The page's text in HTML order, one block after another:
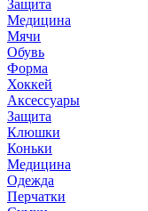
Защита
Медицина
Мячи
Обувь
Форма
Хоккей
Аксессуары
Защита
Клюшки
Коньки
Медицина
Одежда
Перчатки